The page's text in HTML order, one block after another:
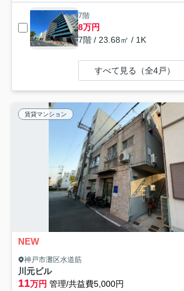
7階
8万円
7階 / 23.68㎡ / 1K
すべて見る（全4戸）
賃貸マンション
NEW
神戸市灘区水道筋
川元ビル
11万円 管理/共益費5,000円